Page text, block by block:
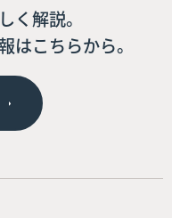
く解説。
はこちらから。